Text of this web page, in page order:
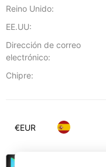
Reino Unido:
EE.UU:
Dirección de correo
electrónico:
Chipre:
€EUR